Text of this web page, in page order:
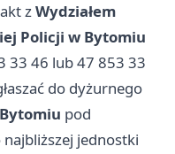
zWydziałem
Policji w Bytomiu
33 46 lub 47 853 33
do dyżurnego
pod
jednostki